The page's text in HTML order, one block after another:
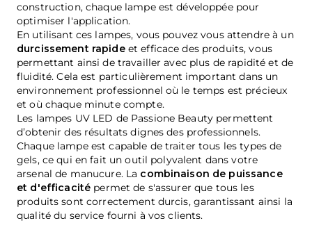
construction, chaque lampe est développée pour
optimiser l'application.
En utilisant ces lampes, vous pouvez vous attendre à un
durcissement rapideet efficace des produits, vous
permettant ainsi de travailler avec plus de rapidité et de
fluidité. Cela est particulièrement important dans un
environnement professionnel où le temps est précieux
et où chaque minute compte.
Les lampes UV LED de Passione Beauty permettent
d’obtenir des résultats dignes des professionnels.
Chaque lampe est capable de traiter tous les types de
gels, ce qui en fait un outil polyvalent dans votre
arsenal de manucure. La combinaison de puissance
et d'efficacité permet de s'assurer que tous les
produits sont correctement durcis, garantissant ainsi la
qualité du service fourni à vos clients.